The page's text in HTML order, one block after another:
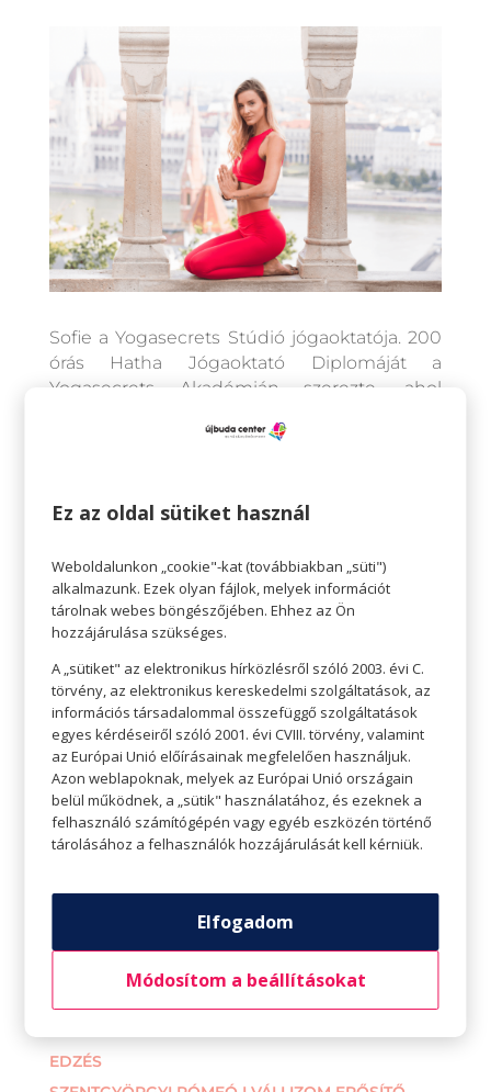
Sofie a Yogasecrets Stúdió jógaoktatója. 200
órás Hatha Jógaoktató Diplomáját a
Yogasecrets Akadémián szerezte, ahol
sikeresen elvégzett. Stílusa talán pont attól
Nemrégiben pedig elindított egy hiánypótló
sportolóknak, ahol specifikus témakörökben,
specifikus ászana sorozatokkal segíti a
sportolókat, hogy a jógával javítsák
teljesítményüket és csökkentsék a sérülés
lehetőségét. Legnagyobb küldetésének
jógaoktatóként azt érzi, hogy megmutassa a
vele gyakorlóknak, hogy minden lehetséges
és hogy sokszor sokkal többre vagyunk
képesek, mint azt elsőre gondoljuk.
Ha szeretnél többet tudni Sofieról vagy
ellátogatni az óráira:
EDZÉS
Ez az oldal sütiket használ
Weboldalunkon „cookie"-kat (továbbiakban „süti")
alkalmazunk. Ezek olyan fájlok, melyek információt
tárolnak webes böngészőjében. Ehhez az Ön
hozzájárulása szükséges.
A „sütiket" az elektronikus hírközlésről szóló 2003. évi C.
törvény, az elektronikus kereskedelmi szolgáltatások, az
információs társadalommal összefüggő szolgáltatások
egyes kérdéseiről szóló 2001. évi CVIII. törvény, valamint
az Európai Unió előírásainak megfelelően használjuk.
Azon weblapoknak, melyek az Európai Unió országain
belül működnek, a „sütik" használatához, és ezeknek a
felhasználó számítógépén vagy egyéb eszközén történő
tárolásához a felhasználók hozzájárulását kell kérniük.
Elfogadom
Módosítom a beállításokat